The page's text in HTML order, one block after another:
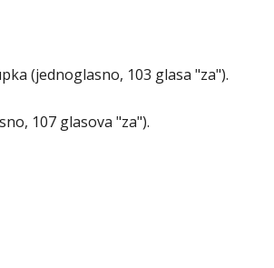
(jednoglasno, 103 glasa "za").
107 glasova "za").